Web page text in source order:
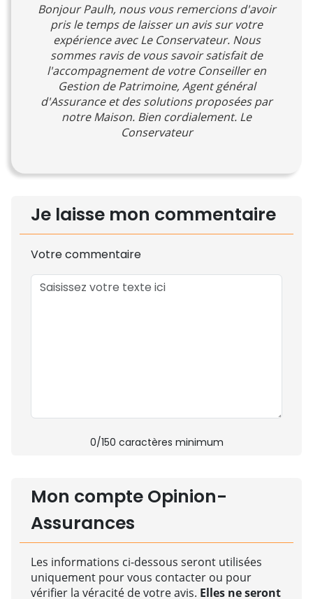
Bonjour Paulh, nous vous remercions d'avoir
pris le temps de laisser un avis sur votre
expérience avec Le Conservateur. Nous
sommes ravis de vous savoir satisfait de
l'accompagnement de votre Conseiller en
Gestion de Patrimoine, Agent général
d'Assurance et des solutions proposées par
notre Maison. Bien cordialement. Le
Conservateur
Je laisse mon commentaire
Votre commentaire
0/150 caractères minimum
Mon compte Opinion-
Assurances
Les informations ci-dessous seront utilisées
uniquement pour vous contacter ou pour
vérifier la véracité de votre avis. Elles ne seront